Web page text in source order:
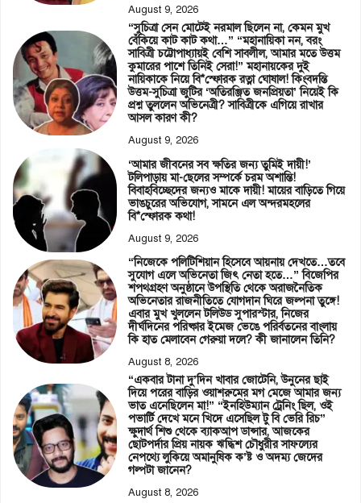
August 9, 2026
“সুচিত্রা সেন মোটেই নরমাল ছিলেন না, কেমন মুখ
বেঁকিয়ে কাট কাট কথা…” “মহানায়িকা নন, বরং
সাবিত্রী চট্টোপাধ্যায়ই বেশি সাবলীল, আমার মতে উত্তম
কুমারের পাশে তিনিই সেরা!” মহানায়কের দুই
নায়িকাকে নিয়ে বি*স্ফোরক রত্না ঘোষাল! কিংবদন্তি
উত্তম-সুচিত্রা জুটির ‘অতিরঞ্জিত জনপ্রিয়তা’ নিয়েই কি
প্রশ্ন তুললেন অভিনেত্রী? সাবিত্রীকে এগিয়ে রাখার
আসল কারণ কী?
August 9, 2026
‘আমার জীবনের সব ক্ষতির জন্য তুমিই দায়ী!’
টলিপাড়ায় মা-ছেলের সম্পর্কে চরম অশান্তি!
বিবাহবিচ্ছেদের জন্যও মাকে দায়ী! মায়ের বাড়িতে গিয়ে
ভাঙচুরের অভিযোগ, সামনে এল অন্দরমহলের
বি*স্ফোরক কথা!
August 9, 2026
“নিজেকে পলিটিশিয়ান হিসেবে আয়নায় দেখতে…তবে
সুযোগ এলে অভিনেতা জিৎ নেতা হতে…” বিজেপির
শপথগ্রহণ অনুষ্ঠানে উপস্থিতি থেকে অরাজনৈতিক
অভিনেতার রাজনীতিতে যোগদান ঘিরে জল্পনা তুঙ্গে!
এবার মুখ খুললেন টলিউড সুপারস্টার, নিজের
দীর্ঘদিনের পরিষ্কার ইমেজ ভেঙে পরির্বতনের বাংলায়
কি হাত মেলাবেন গেরুয়া দলে? কী জানালেন তিনি?
August 8, 2026
“একবার টানা দু’দিন খাবার জোটেনি, উনুনের ছাই
দিয়ে পরের বাড়ির ওয়াশরুমের মগ মেজে আমার জন্য
ভাত এনেছিলেন মা!” “ইনহিউম্যান ট্রেনিং ছিল, ওই
পভার্টি দেখে মনে খিদে এসেছিল টু বি ভেরি রিচ”
ক্ষুদার্থ শিশু থেকে ব্যাকআপ ডান্সার, আজকের
ছোটপর্দার প্রিয় নায়ক ঋদ্ধিশ চৌধুরীর সাফল্যের
নেপথ্যে লুকিয়ে অমানুষিক ক’ষ্ট ও অদম্য জেদের
গল্পটা জানেন?
August 8, 2026